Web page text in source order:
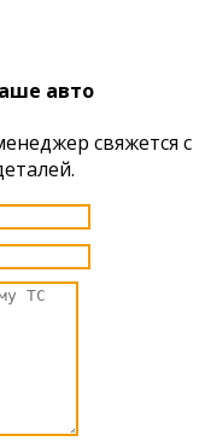
авто
свяжется с